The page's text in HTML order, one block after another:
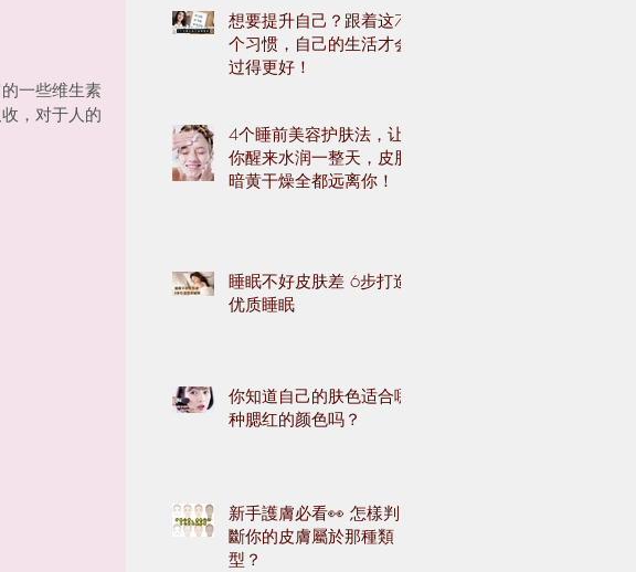
一些维生素
，对于人的
想要提升自己？跟着这7
个习惯，自己的生活才会
过得更好！
4个睡前美容护肤法，让
你醒来水润一整天，皮肤
暗黄干燥全都远离你！
睡眠不好皮肤差 6步打造
优质睡眠
你知道自己的肤色适合哪
种腮红的颜色吗？
新手護膚必看👀 怎樣判
斷你的皮膚屬於那種類
型？